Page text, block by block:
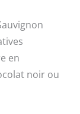
en
noir ou